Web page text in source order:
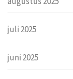
juli 2025
juni 2025